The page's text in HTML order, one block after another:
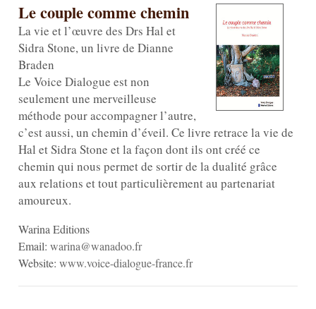
Le couple comme chemin
La vie et l’œuvre des Drs Hal et
Sidra Stone, un livre de Dianne
Braden
Le Voice Dialogue est non
seulement une merveilleuse
méthode pour accompagner l’autre,
c’est aussi, un chemin d’éveil. Ce livre retrace la vie de
Hal et Sidra Stone et la façon dont ils ont créé ce
chemin qui nous permet de sortir de la dualité grâce
aux relations et tout particulièrement au partenariat
amoureux.
Warina Editions
Email: warina@wanadoo.fr
Website: www.voice-dialogue-france.fr